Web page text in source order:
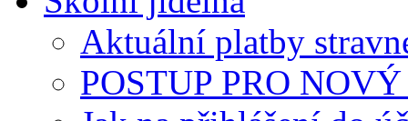
Aktuální platby
POSTUP PRO